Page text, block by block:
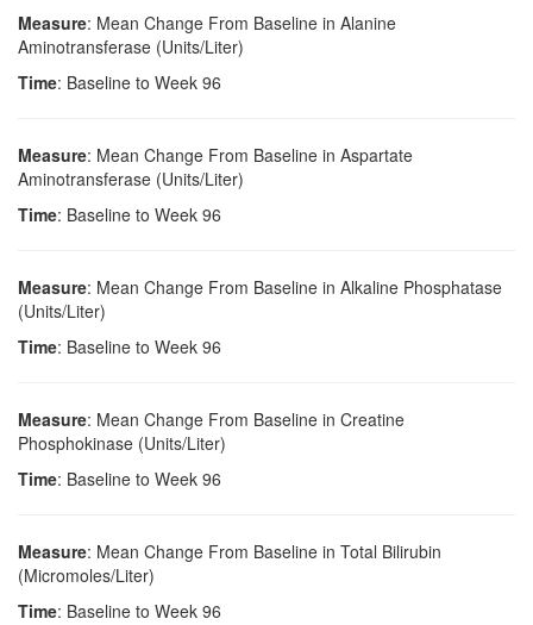
Measure: Mean Change From Baseline in Alanine
Aminotransferase (Units/Liter)
Time: Baseline to Week 96
Measure: Mean Change From Baseline in Aspartate
Aminotransferase (Units/Liter)
Time: Baseline to Week 96
Measure: Mean Change From Baseline in Alkaline Phosphatase
(Units/Liter)
Time: Baseline to Week 96
Measure: Mean Change From Baseline in Creatine
Phosphokinase (Units/Liter)
Time: Baseline to Week 96
Measure: Mean Change From Baseline in Total Bilirubin
(Micromoles/Liter)
Time: Baseline to Week 96